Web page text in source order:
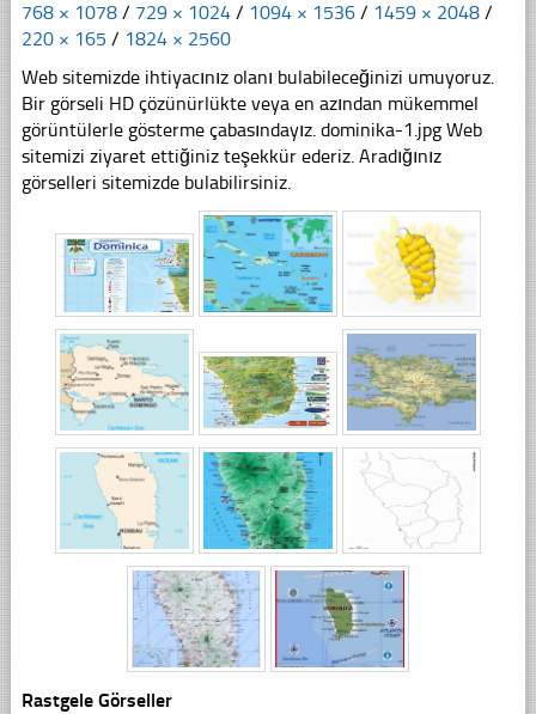
768 × 1078 / 729 × 1024 / 1094 × 1536 / 1459 × 2048 /
220 × 165 / 1824 × 2560
Web sitemizde ihtiyacınız olanı bulabileceğinizi umuyoruz.
Bir görseli HD çözünürlükte veya en azından mükemmel
görüntülerle gösterme çabasındayız. dominika-1.jpg Web
sitemizi ziyaret ettiğiniz teşekkür ederiz. Aradığınız
görselleri sitemizde bulabilirsiniz.
Rastgele Görseller